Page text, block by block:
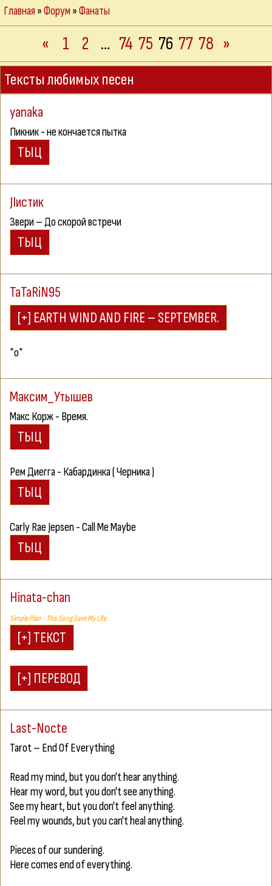
Главная»Форум»Фанаты
« 1 2 … 74 75 76 77 78 »
Тексты любимых песен
yanaka
Пикник - не кончается пытка
JIистик
Звери –До скорой встречи
TaTaRiN95
*о*
Максим_Утышев
Макс Корж - Время.
Рем Диегга - Кабардинка ( Черника )
Carly Rae Jepsen - Call Me Maybe
Hinata-chan
Simple Plan - This Song Save My Life
Last-Nocte
Tarot – End Of Everything
Read my mind, but you don't hear anything.
Hear my word, but you don't see anything.
See my heart, but you don't feel anything.
Feel my wounds, but you can't heal anything.
Pieces of our sundering.
Here comes end of everything.